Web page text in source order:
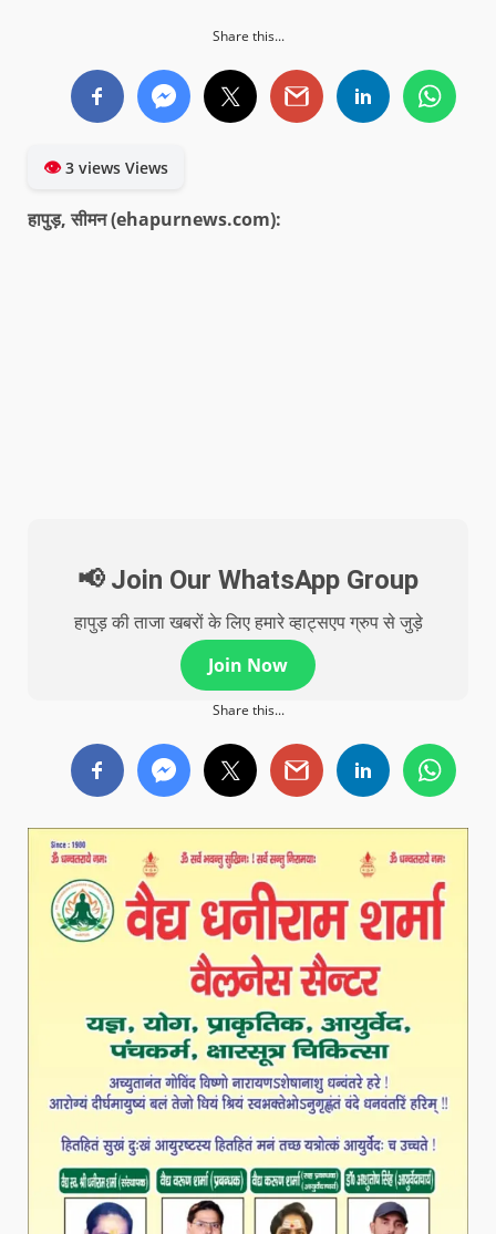
Share this...
👁3 views Views
हापुड़, सीमन (ehapurnews.com):
📢 Join Our WhatsApp Group
हापुड़ की ताजा खबरों के लिए हमारे व्हाट्सएप ग्रुप से जुड़े
Join Now
Share this...